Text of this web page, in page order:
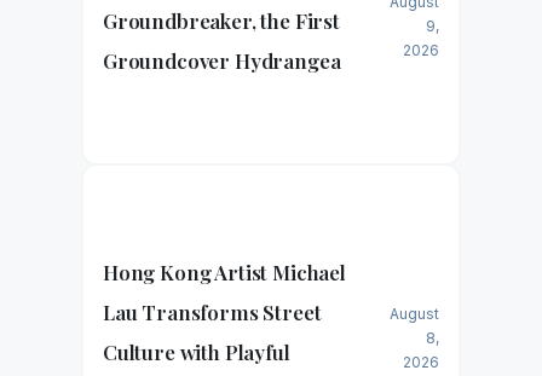
Groundbreaker, the First
Groundcover Hydrangea
9,
2026
Hong Kong Artist Michael
Lau Transforms Street
Culture with Playful
August
8,
2026